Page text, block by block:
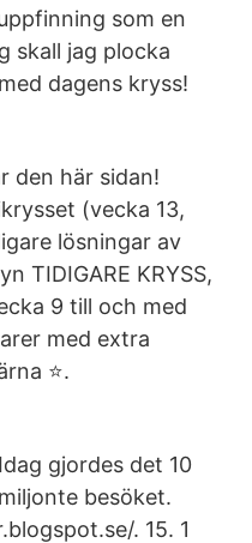
som en
skall jag plocka
dagens kryss!
den här sidan!
(vecka 13,
lösningar av
TIDIGARE KRYSS,
9 till och med
med extra
⭐.
Idag gjordes det 10
miljonte besöket.
. 15. 1